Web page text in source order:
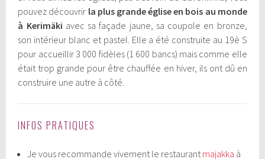
pouvez découvrir la plus grande église en bois au monde
à Kerimäki avec sa façade jaune, sa coupole en bronze,
son intérieur blanc et pastel. Elle a été construite au 19è S
pour accueillir 3 000 fidèles (1 600 bancs) mais comme elle
était trop grande pour être chauffée en hiver, ils ont dû en
construire une autre à côté.
INFOS PRATIQUES
​​​​Je vous recommande vivement le restaurantmajakka à